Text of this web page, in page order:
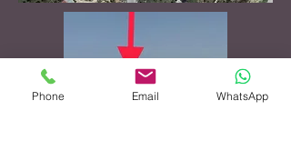
Phone Email WhatsApp